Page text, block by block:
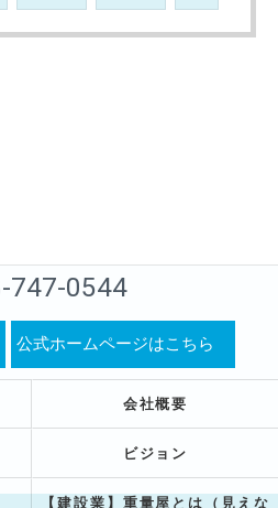
747-0544
公式ホームページはこちら
会社概要
ビジョン
【建設業】重量屋とは（見えな